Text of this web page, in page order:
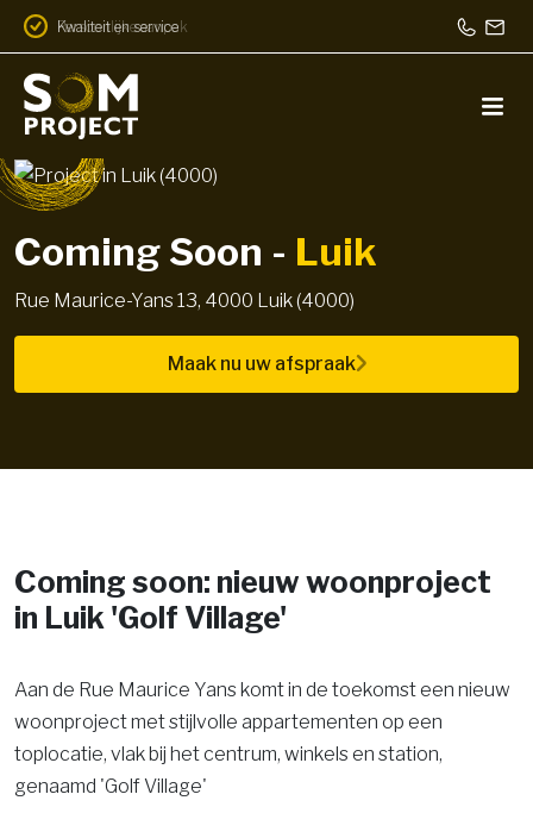
Kwaliteit en service
Persoonlijke aanpak
Coming Soon - Luik
Rue Maurice-Yans 13, 4000 Luik (4000)
Maak nu uw afspraak
Coming soon: nieuw woonproject
in Luik 'Golf Village'
Aan de Rue Maurice Yans komt in de toekomst een nieuw
woonproject met stijlvolle appartementen op een
toplocatie, vlak bij het centrum, winkels en station,
genaamd 'Golf Village'